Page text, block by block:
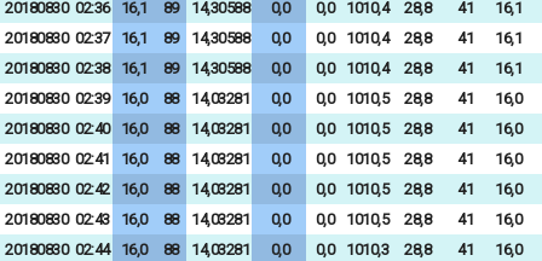
20180830 02:36 16,1 89 14,30588 0,0 0,0 1010,4 28,8 41
16,1
20180830 02:37 16,1 89 14,30588 0,0 0,0 1010,4 28,8 41
16,1
20180830 02:38 16,1 89 14,30588 0,0 0,0 1010,4 28,8 41
16,1
20180830 02:39 16,0 88 14,03281 0,0 0,0 1010,5 28,8 41
16,0
20180830 02:40 16,0 88 14,03281 0,0 0,0 1010,5 28,8 41
16,0
20180830 02:41 16,0 88 14,03281 0,0 0,0 1010,5 28,8 41
16,0
20180830 02:42 16,0 88 14,03281 0,0 0,0 1010,5 28,8 41
16,0
20180830 02:43 16,0 88 14,03281 0,0 0,0 1010,5 28,8 41
16,0
20180830 02:44 16,0 88 14,03281 0,0 0,0 1010,3 28,8 41
16,0